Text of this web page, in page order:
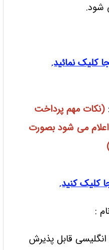
شود.
کلیک نمائید.
(نکات مهم پرداخت
اعلام می شود بصورت
کلیک کنید.
:
قابل پذیرش